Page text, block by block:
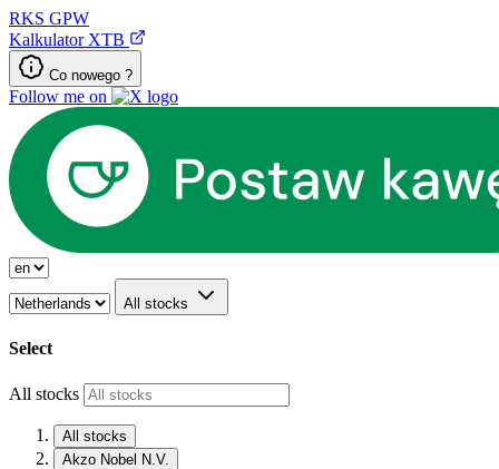
RKS GPW
Kalkulator XTB
Co nowego ?
Follow me on
All stocks
Select
All stocks
All stocks
Akzo Nobel N.V.